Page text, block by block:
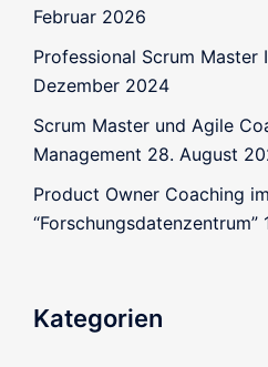
Februar 2026
Professional Scrum Master
Dezember 2024
Scrum Master und Agile
Management 28. August
Product Owner Coaching
“Forschungsdatenzentrum”
Kategorien